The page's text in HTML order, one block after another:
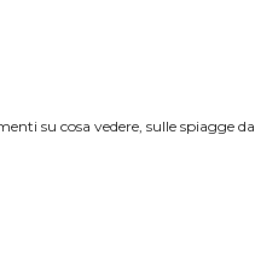
su cosa vedere, sulle spiagge da